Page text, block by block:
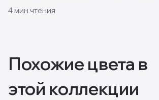
как правильно ухаживать за ламинатом.
4мин чтения
Похожие цвета в
этой коллекции